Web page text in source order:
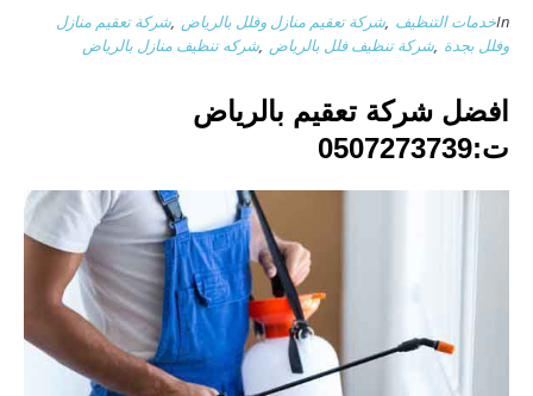
Inخدمات التنظيف ,شركة تعقيم منازل وفلل بالرياض ,شركة تعقيم منازل
وفلل بجدة ,شركة تنظيف فلل بالرياض ,شركه تنظيف منازل بالرياض
افضل شركة تعقيم بالرياض
ت:0507273739